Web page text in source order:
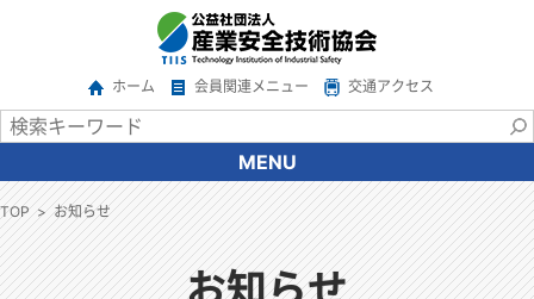
ホーム 会員関連メニュー 交通アクセス
MENU
協会について
会長あいさつ
協会の概要
TOP お知らせ
お知らせ